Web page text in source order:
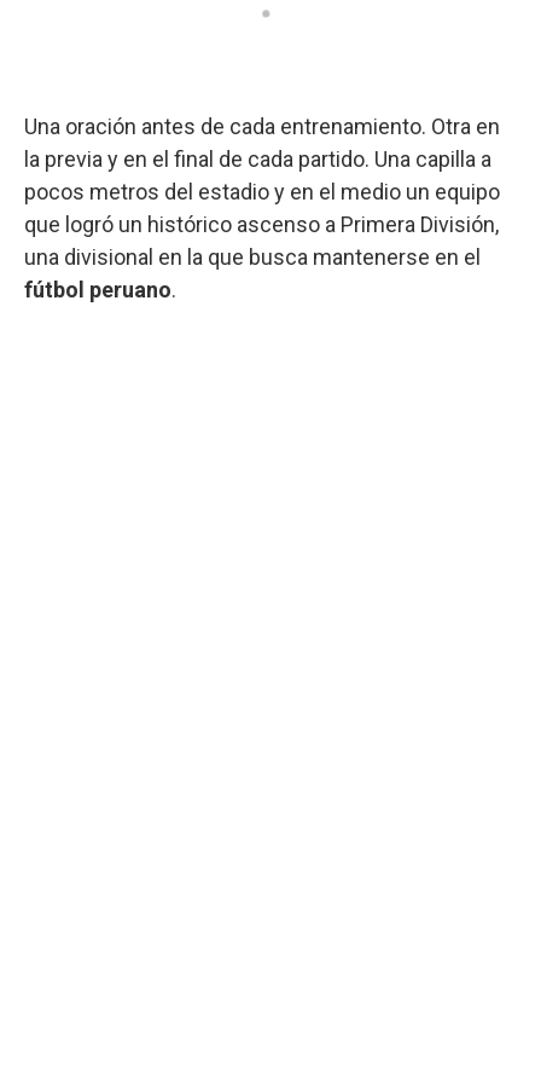
Una oración antes de cada entrenamiento. Otra en
la previa y en el final de cada partido. Una capilla a
pocos metros del estadio y en el medio un equipo
que logró un histórico ascenso a Primera División,
una divisional en la que busca mantenerse en el
fútbol peruano.